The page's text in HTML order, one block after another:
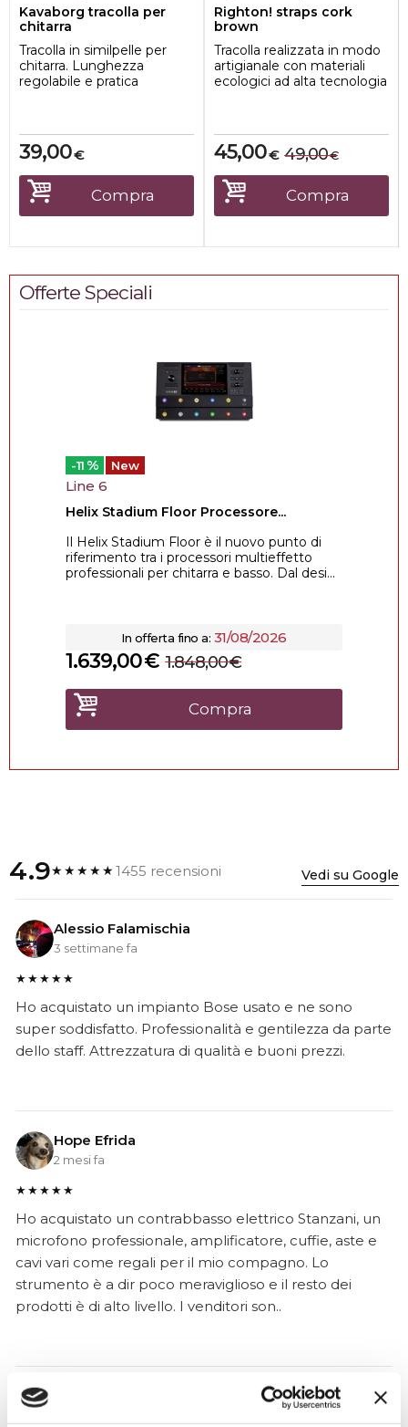
Kavaborg tracolla per
chitarra
Tracolla in similpelle per
chitarra. Lunghezza
regolabile e pratica
€
39,00
Compra
Righton! straps cork
brown
Tracolla realizzata in modo
artigianale con materiali
ecologici ad alta tecnologia
€
45,00 €
49,00
Compra
Offerte Speciali
-11 % New
Line 6
Helix Stadium Floor Processore...
Il Helix Stadium Floor è il nuovo punto di
riferimento tra i processori multieffetto
professionali per chitarra e basso. Dal desi...
In offerta fino a: 31/08/2026
€
1.639,00 €
1.848,00
Compra
4.9★★★★★1455 recensioni Vedi su Google
Alessio Falamischia
3 settimane fa
★★★★★
Ho acquistato un impianto Bose usato e ne sono
super soddisfatto. Professionalità e gentilezza da parte
dello staff. Attrezzatura di qualità e buoni prezzi.
Hope Efrida
2 mesi fa
★★★★★
Ho acquistato un contrabbasso elettrico Stanzani, un
microfono professionale, amplificatore, cuffie, aste e
cavi vari come regali per il mio compagno. Lo
strumento è a dir poco meraviglioso e il resto dei
prodotti è di alto livello. I venditori son..